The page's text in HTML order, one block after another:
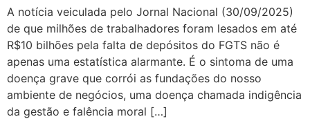
A notícia veiculada pelo Jornal Nacional (30/09/2025)
de que milhões de trabalhadores foram lesados em até
R$10 bilhões pela falta de depósitos do FGTS não é
apenas uma estatística alarmante. É o sintoma de uma
doença grave que corrói as fundações do nosso
ambiente de negócios, uma doença chamada indigência
da gestão e falência moral […]